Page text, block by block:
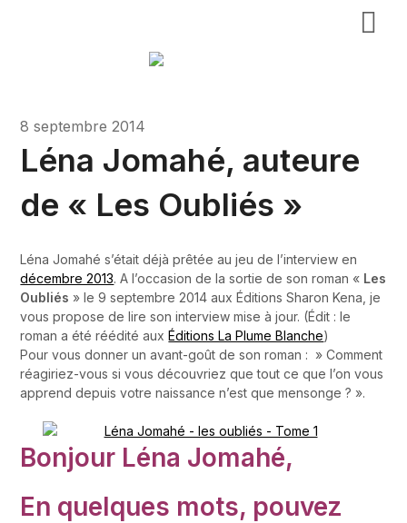
8 septembre 2014
Léna Jomahé, auteure
de « Les Oubliés »
Léna Jomahé s’était déjà prêtée au jeu de l’interview en
décembre 2013. A l’occasion de la sortie de son roman « Les
Oubliés » le 9 septembre 2014 aux Éditions Sharon Kena, je
vous propose de lire son interview mise à jour. (Édit : le
roman a été réédité auxÉditions La Plume Blanche)
Pour vous donner un avant-goût de son roman : » Comment
réagiriez-vous si vous découvriez que tout ce que l’on vous
apprend depuis votre naissance n’est que mensonge ? ».
Bonjour Léna Jomahé,
En quelques mots, pouvez